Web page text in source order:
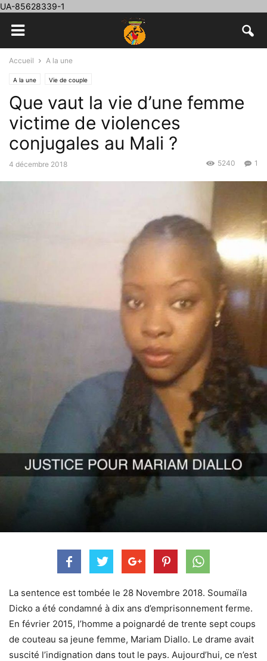
UA-85628339-1
Accueil A la une
A la une Vie de couple
Que vaut la vie d’une femme
victime de violences
conjugales au Mali ?
4 décembre 2018 1
5240
La sentence est tombée le 28 Novembre 2018. Soumaïla
Dicko a été condamné à dix ans d’emprisonnement ferme.
En février 2015, l’homme a poignardé de trente sept coups
de couteau sa jeune femme, Mariam Diallo. Le drame avait
suscité l’indignation dans tout le pays. Aujourd’hui, ce n’est